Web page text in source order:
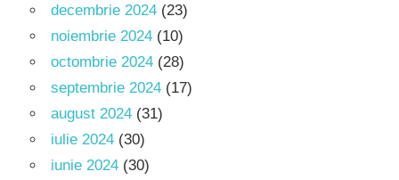
decembrie 2024 (23)
noiembrie 2024 (10)
octombrie 2024 (28)
septembrie 2024 (17)
august 2024 (31)
iulie 2024 (30)
iunie 2024 (30)